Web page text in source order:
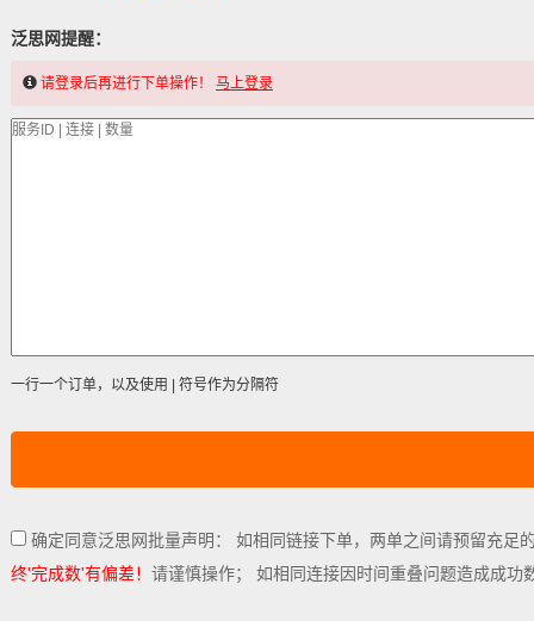
泛思网提醒：
请登录后再进行下单操作！ 马上登录
一行一个订单，以及使用 | 符号作为分隔符
确定同意泛思网批量声明： 如相同链接下单，两单之间请预留充
终'完成数'有偏差！ 请谨慎操作； 如相同连接因时间重叠问题造成成